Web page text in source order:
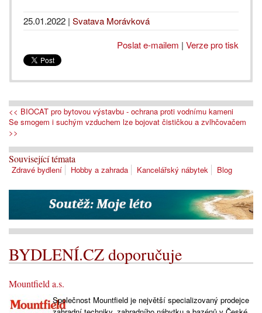
25.01.2022 | Svatava Morávková
Poslat e-mailem | Verze pro tisk
<< BIOCAT pro bytovou výstavbu - ochrana proti vodnímu kameni
Se smogem i suchým vzduchem lze bojovat čističkou a zvlhčovačem
>>
Související témata
Zdravé bydlení Hobby a zahrada Kancelářský nábytek Blog
BYDLENÍ.CZ doporučuje
Mountfield a.s.
Společnost Mountfield je největší specializovaný prodejce